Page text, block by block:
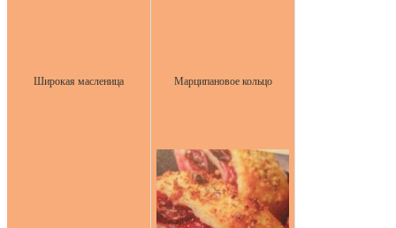
Широкая масленица Марципановое кольцо